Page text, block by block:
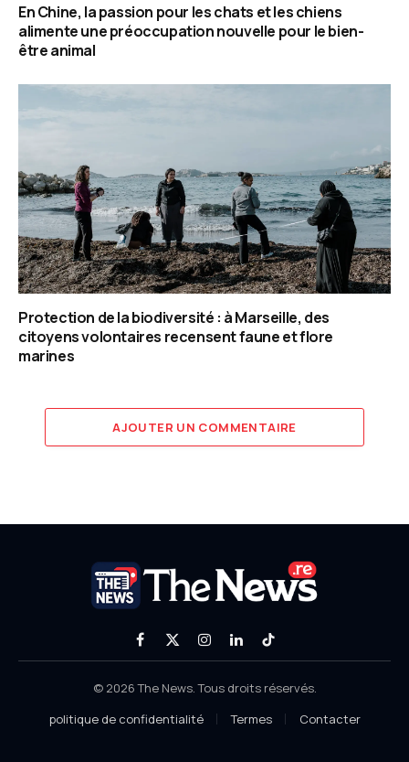
En Chine, la passion pour les chats et les chiens
alimente une préoccupation nouvelle pour le bien-
être animal
Protection de la biodiversité : à Marseille, des
citoyens volontaires recensent faune et flore
marines
AJOUTER UN COMMENTAIRE
Facebook
X
(Twitter)
Instagram
LinkedInTikTok
© 2026 The News. Tous droits réservés.
politique de confidentialité
Termes Contacter